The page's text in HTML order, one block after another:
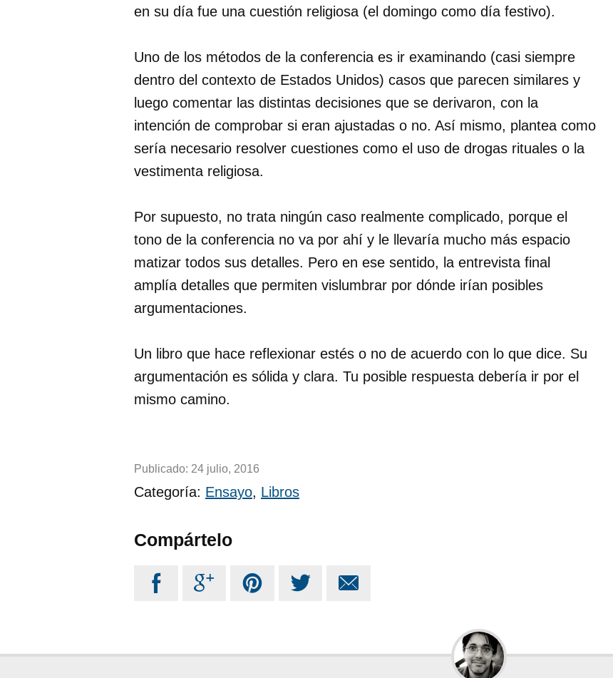
en su día fue una cuestión religiosa (el domingo como día festivo).
Uno de los métodos de la conferencia es ir examinando (casi siempre
dentro del contexto de Estados Unidos) casos que parecen similares y
luego comentar las distintas decisiones que se derivaron, con la
intención de comprobar si eran ajustadas o no. Así mismo, plantea como
sería necesario resolver cuestiones como el uso de drogas rituales o la
vestimenta religiosa.
Por supuesto, no trata ningún caso realmente complicado, porque el
tono de la conferencia no va por ahí y le llevaría mucho más espacio
matizar todos sus detalles. Pero en ese sentido, la entrevista final
amplía detalles que permiten vislumbrar por dónde irían posibles
argumentaciones.
Un libro que hace reflexionar estés o no de acuerdo con lo que dice. Su
argumentación es sólida y clara. Tu posible respuesta debería ir por el
mismo camino.
Publicado: 24 julio, 2016
Categoría: Ensayo, Libros
Compártelo
    